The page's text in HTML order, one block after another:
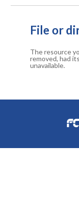
File or
The resource
removed, had
unavailable.